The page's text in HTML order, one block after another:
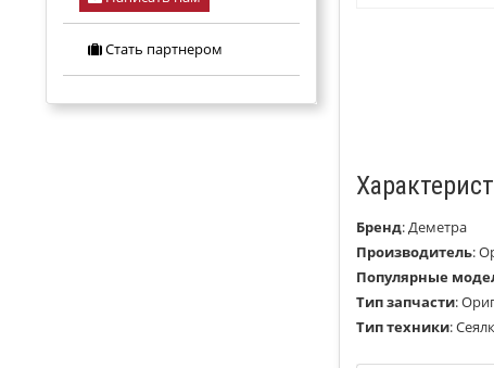
Бренд:Деметра
Производитель:
Популярные
Тип запчасти:
Тип техники:
Стать партнером